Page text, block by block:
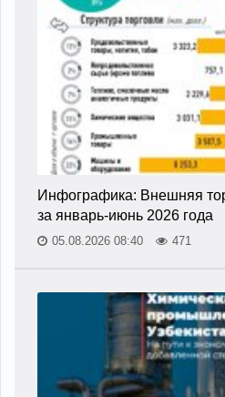
Инфографика: Внешняя
за январь-июнь 2026 года
05.08.2026 08:40 471